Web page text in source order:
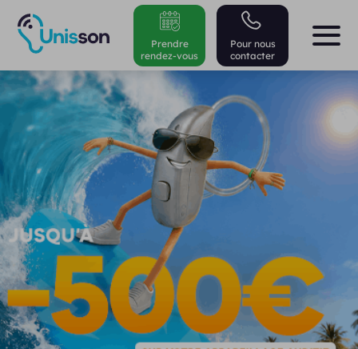
Pour nous
contacter
Prendre
rendez-vous